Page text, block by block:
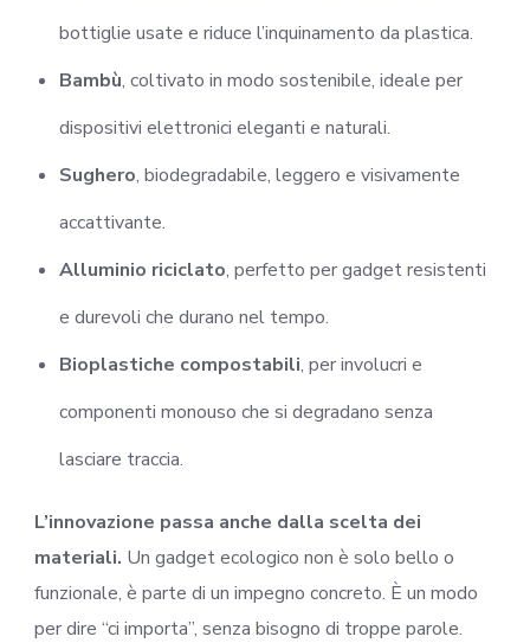
bottiglie usate e riduce l’inquinamento da plastica.
Bambù, coltivato in modo sostenibile, ideale per
dispositivi elettronici eleganti e naturali.
Sughero, biodegradabile, leggero e visivamente
accattivante.
Alluminio riciclato, perfetto per gadget resistenti
e durevoli che durano nel tempo.
Bioplastiche compostabili, per involucri e
componenti monouso che si degradano senza
lasciare traccia.
L’innovazione passa anche dalla scelta dei
materiali. Un gadget ecologico non è solo bello o
funzionale, è parte di un impegno concreto. È un modo
per dire “ci importa”, senza bisogno di troppe parole.